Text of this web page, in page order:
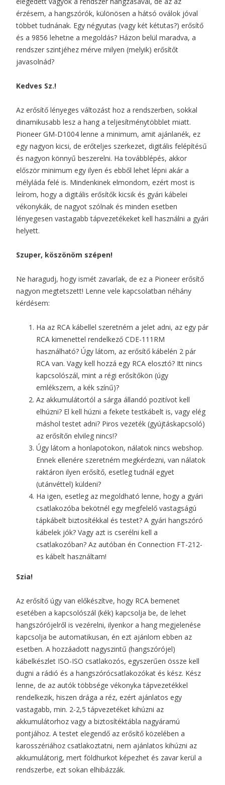
érzésem, a hangszórók, különösen a hátsó oválok jóval
többet tudnának. Egy négyutas (vagy két kétutas?) erősítő
és a 9856 lehetne a megoldás? Házon belül maradva, a
rendszer szintjéhez mérve milyen (melyik) erősítőt
javasolnád?
Kedves Sz.!
Az erősítő lényeges változást hoz a rendszerben, sokkal
dinamikusabb lesz a hang a teljesítménytöbblet miatt.
Pioneer GM-D1004 lenne a minimum, amit ajánlanék, ez
egy nagyon kicsi, de erőteljes szerkezet, digitális felépítésű
és nagyon könnyű beszerelni. Ha továbblépés, akkor
először minimum egy ilyen és ebből lehet lépni akár a
mélyláda felé is. Mindenkinek elmondom, ezért most is
leírom, hogy a digitális erősítők kicsik és gyári kábelei
vékonykák, de nagyot szólnak és minden esetben
lényegesen vastagabb tápvezetékeket kell használni a gyári
helyett.
Szuper, köszönöm szépen!
Ne haragudj, hogy ismét zavarlak, de ez a Pioneer erősítő
nagyon megtetszett! Lenne vele kapcsolatban néhány
kérdésem:
Ha az RCA kábellel szeretném a jelet adni, az egy pár
RCA kimenettel rendelkező CDE-111RM
használható? Úgy látom, az erősítő kábelén 2 pár
RCA van. Vagy kell hozzá egy RCA elosztó? Itt nincs
kapcsolószál, mint a régi erősítőkön (úgy
emlékszem, a kék színű)?
Az akkumulátortól a sárga állandó pozitívot kell
elhúzni? El kell húzni a fekete testkábelt is, vagy elég
máshol testet adni? Piros vezeték (gyújtáskapcsoló)
az erősítőn elvileg nincs!?
Úgy látom a honlapotokon, nálatok nincs webshop.
Ennek ellenére szeretném megkérdezni, van nálatok
raktáron ilyen erősítő, esetleg tudnál egyet
(utánvéttel) küldeni?
Ha igen, esetleg az megoldható lenne, hogy a gyári
csatlakozóba bekötnél egy megfelelő vastagságú
tápkábelt biztosítékkal és testet? A gyári hangszóró
kábelek jók? Vagy azt is cserélni kell a
csatlakozóban? Az autóban én Connection FT-212-
es kábelt használtam!
Szia!
Az erősítő úgy van előkészítve, hogy RCA bemenet
esetében a kapcsolószál (kék) kapcsolja be, de lehet
hangszórójelről is vezérelni, ilyenkor a hang megjelenése
kapcsolja be automatikusan, én ezt ajánlom ebben az
esetben. A hozzáadott nagyszintű (hangszórójel)
kábelkészlet ISO-ISO csatlakozós, egyszerűen össze kell
dugni a rádió és a hangszórócsatlakozókat és kész. Kész
lenne, de az autók többsége vékonyka tápvezetékkel
rendelkezik, hiszen drága a réz, ezért ajánlatos egy
vastagabb, min. 2-2,5 tápvezetéket kihúzni az
akkumulátorhoz vagy a biztosítéktábla nagyáramú
pontjához. A testet elegendő az erősítő közelében a
karosszériához csatlakoztatni, nem ajánlatos kihúzni az
akkumulátorig, mert földhurkot képezhet és zavar kerül a
rendszerbe, ezt sokan elhibázzák.